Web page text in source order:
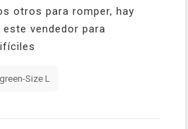
otros para romper, hay
vendedor para
Size L